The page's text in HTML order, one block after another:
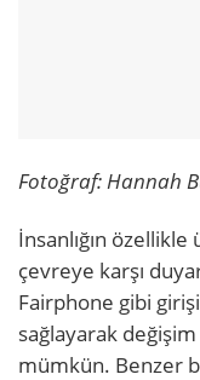
Fotoğraf: Hannah
İnsanlığın
çevreye karşı
Fairphone gibi
sağlayarak
mümkün. Benzer